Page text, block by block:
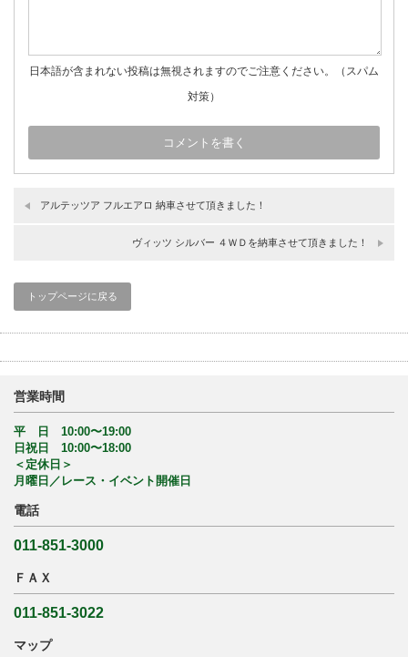
日本語が含まれない投稿は無視されますのでご注意ください。（スパム
対策）
アルテッツア フルエアロ 納車させて頂きました！
ヴィッツ シルバー ４ＷＤを納車させて頂きました！
トップページに戻る
営業時間
平 日 10:00〜19:00
日祝日 10:00〜18:00
＜定休日＞
月曜日／レース・イベント開催日
電話
011-851-3000
ＦＡＸ
011-851-3022
マップ